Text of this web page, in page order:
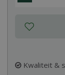
Kwaliteit &